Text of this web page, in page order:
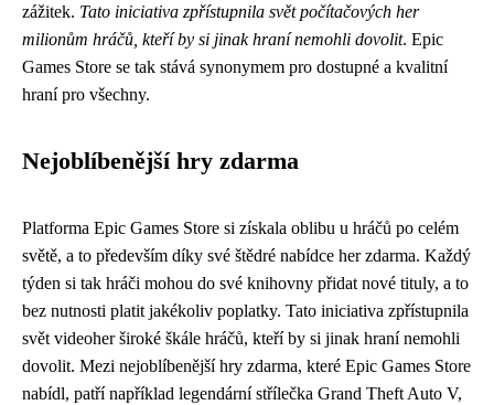
zážitek. Tato iniciativa zpřístupnila svět počítačových her
milionům hráčů, kteří by si jinak hraní nemohli dovolit. Epic
Games Store se tak stává synonymem pro dostupné a kvalitní
hraní pro všechny.
Nejoblíbenější hry zdarma
Platforma Epic Games Store si získala oblibu u hráčů po celém
světě, a to především díky své štědré nabídce her zdarma. Každý
týden si tak hráči mohou do své knihovny přidat nové tituly, a to
bez nutnosti platit jakékoliv poplatky. Tato iniciativa zpřístupnila
svět videoher široké škále hráčů, kteří by si jinak hraní nemohli
dovolit. Mezi nejoblíbenější hry zdarma, které Epic Games Store
nabídl, patří například legendární střílečka Grand Theft Auto V,